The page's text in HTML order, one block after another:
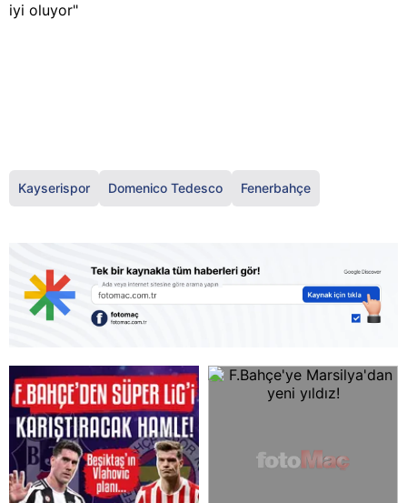
iyi oluyor"
Kayserispor Domenico Tedesco Fenerbahçe